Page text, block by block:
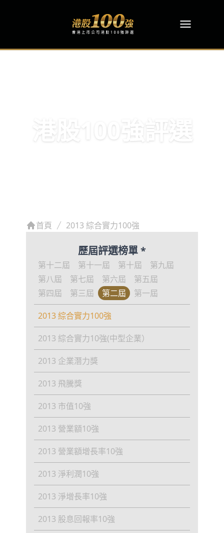
港股100強評選
首頁 2013 綜合實力100強
歷屆評選榜單 *
第十二屆 第十一屆 第十屆
第九屆
第八屆
第七屆 第六屆
第五屆
第四屆
第三屆 第二屆 第一屆
2013 綜合實力100強
2013 綜合實力10強(中型企業）
2013 企業潛力獎
2013 飛騰獎
2013 市值10強
2013 營業額10強
2013 營業額增長率10強
2013 淨利潤10強
2013 淨增長率10強
2013 股息回報率10強